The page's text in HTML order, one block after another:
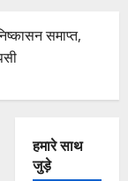
समाप्त,
हमारे साथ
जुड़े